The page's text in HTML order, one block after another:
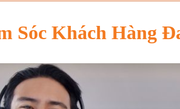
Sóc Khách Hàng